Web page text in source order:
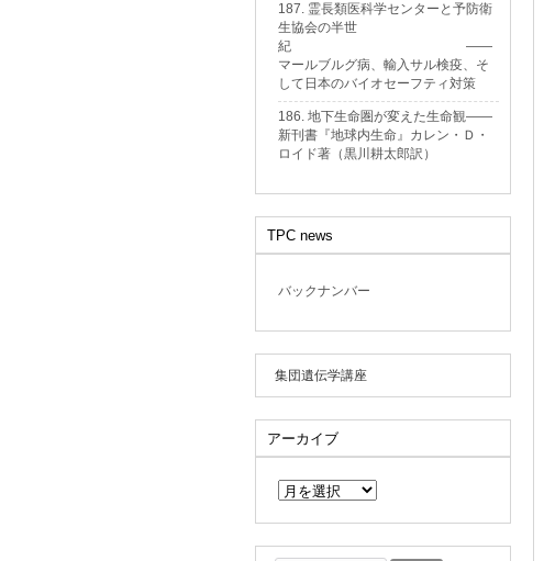
187. 霊長類医科学センターと予防衛
生協会の半世
紀 ——
マールブルグ病、輸入サル検疫、そ
して日本のバイオセーフティ対策
186. 地下生命圏が変えた生命観——
新刊書『地球内生命』カレン・Ｄ・
ロイド著（黒川耕太郎訳）
TPC news
バックナンバー
集団遺伝学講座
アーカイブ
イ
ブ